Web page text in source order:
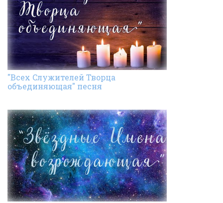
"Всех Cлужителей Творца
объединяющая" песня